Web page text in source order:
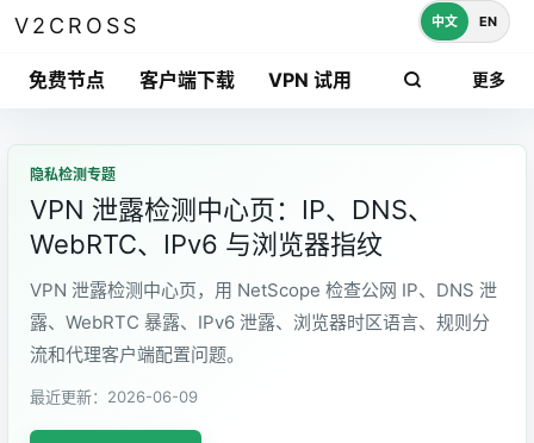
V2CROSS
免费节点 客户端下载 VPN 试用 更多
中文 EN
隐私检测专题
VPN 泄露检测中心页：IP、DNS、
WebRTC、IPv6 与浏览器指纹
VPN 泄露检测中心页，用 NetScope 检查公网 IP、DNS 泄
露、WebRTC 暴露、IPv6 泄露、浏览器时区语言、规则分
流和代理客户端配置问题。
最近更新：2026-06-09